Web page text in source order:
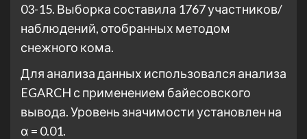
03-15. Выборка составила 1767 участников/
наблюдений, отобранных методом
снежного кома.
Для анализа данных использовался анализа
EGARCH с применением байесовского
вывода. Уровень значимости установлен на
α = 0.01.